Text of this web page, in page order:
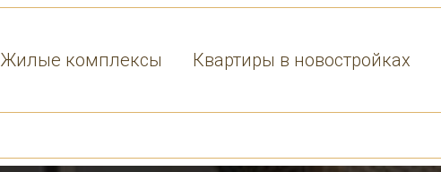
Жилые комплексы Квартиры в новостройках